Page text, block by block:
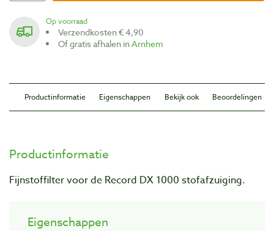
Op voorraad
Verzendkosten € 4,90
Of gratis afhalen inArnhem
Productinformatie Eigenschappen Bekijk ook Beoordelingen
Productinformatie
Fijnstoffilter voor de Record DX 1000 stofafzuiging.
Eigenschappen